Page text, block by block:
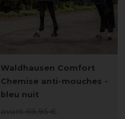
Waldhausen Comfort
Chemise anti-mouches -
bleu nuit
avant 69,95 €